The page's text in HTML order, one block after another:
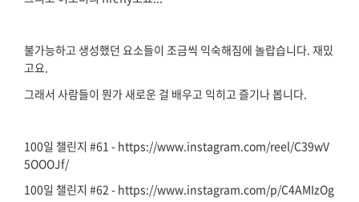
불가능하고 생성했던 요소들이 조금씩 익숙해짐에 놀랍습니다. 재밌
고요.
그래서 사람들이 뭔가 새로운 걸 배우고 익히고 즐기나 봅니다.
100일 챌린지 #61 - https://www.instagram.com/reel/C39wV
5OOOJf/
100일 챌린지 #62 - https://www.instagram.com/p/C4AMIzOg